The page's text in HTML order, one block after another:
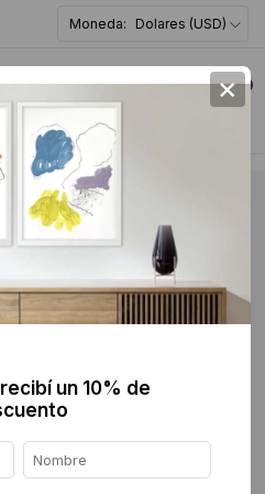
Moneda: Dolares (USD)
0
×
un 10% de